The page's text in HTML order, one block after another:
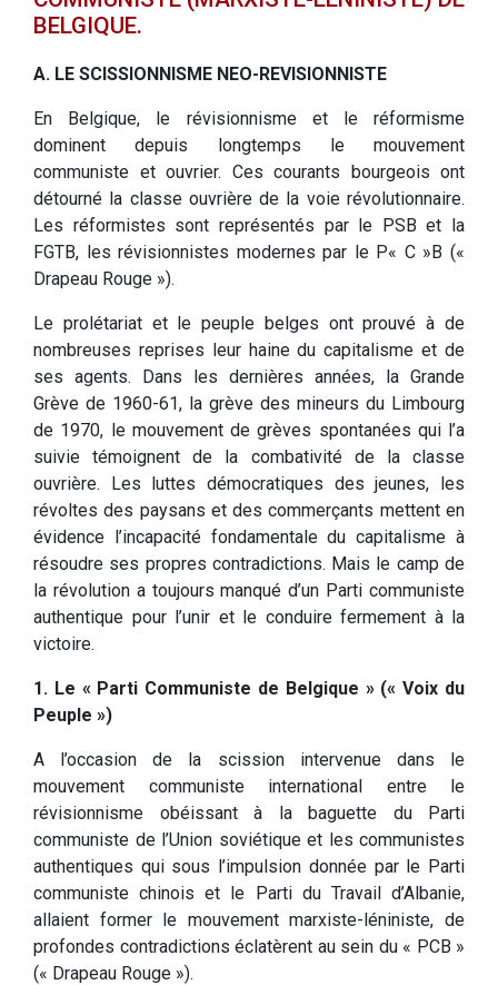
BELGIQUE.
A. LE SCISSIONNISME NEO-REVISIONNISTE
En Belgique, le révisionnisme et le réformisme
dominent depuis longtemps le mouvement
communiste et ouvrier. Ces courants bourgeois ont
détourné la classe ouvrière de la voie révolutionnaire.
Les réformistes sont représentés par le PSB et la
FGTB, les révisionnistes modernes par le P« C »B («
Drapeau Rouge »).
Le prolétariat et le peuple belges ont prouvé à de
nombreuses reprises leur haine du capitalisme et de
ses agents. Dans les dernières années, la Grande
Grève de 1960-61, la grève des mineurs du Limbourg
de 1970, le mouvement de grèves spontanées qui l’a
suivie témoignent de la combativité de la classe
ouvrière. Les luttes démocratiques des jeunes, les
révoltes des paysans et des commerçants mettent en
évidence l’incapacité fondamentale du capitalisme à
résoudre ses propres contradictions. Mais le camp de
la révolution a toujours manqué d’un Parti communiste
authentique pour l’unir et le conduire fermement à la
victoire.
1. Le « Parti Communiste de Belgique » (« Voix du
Peuple »)
A l’occasion de la scission intervenue dans le
mouvement communiste international entre le
révisionnisme obéissant à la baguette du Parti
communiste de l’Union soviétique et les communistes
authentiques qui sous l’impulsion donnée par le Parti
communiste chinois et le Parti du Travail d’Albanie,
allaient former le mouvement marxiste-léniniste, de
profondes contradictions éclatèrent au sein du « PCB »
(« Drapeau Rouge »).